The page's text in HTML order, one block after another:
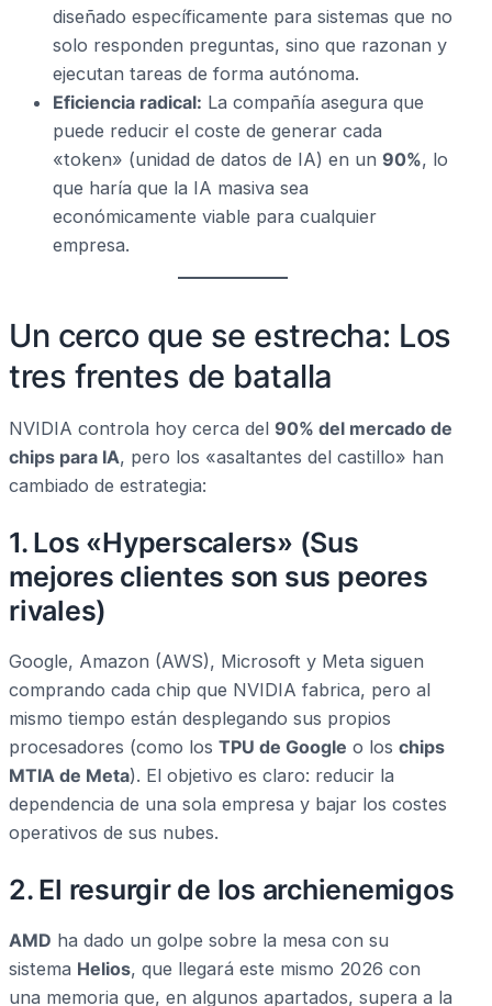
diseñado específicamente para sistemas que no
solo responden preguntas, sino que razonan y
ejecutan tareas de forma autónoma.
Eficiencia radical: La compañía asegura que
puede reducir el coste de generar cada
«token» (unidad de datos de IA) en un 90%, lo
que haría que la IA masiva sea
económicamente viable para cualquier
empresa.
Un cerco que se estrecha: Los
tres frentes de batalla
NVIDIA controla hoy cerca del 90% del mercado de
chips para IA, pero los «asaltantes del castillo» han
cambiado de estrategia:
1. Los «Hyperscalers» (Sus
mejores clientes son sus peores
rivales)
Google, Amazon (AWS), Microsoft y Meta siguen
comprando cada chip que NVIDIA fabrica, pero al
mismo tiempo están desplegando sus propios
procesadores (como los TPU de Google o los chips
MTIA de Meta). El objetivo es claro: reducir la
dependencia de una sola empresa y bajar los costes
operativos de sus nubes.
2. El resurgir de los archienemigos
AMD ha dado un golpe sobre la mesa con su
sistema Helios, que llegará este mismo 2026 con
una memoria que, en algunos apartados, supera a la